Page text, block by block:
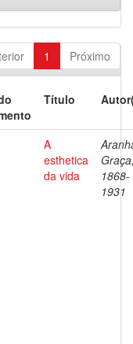
1 Próximo
Título
A
esthetica
da vida
1868-
1931